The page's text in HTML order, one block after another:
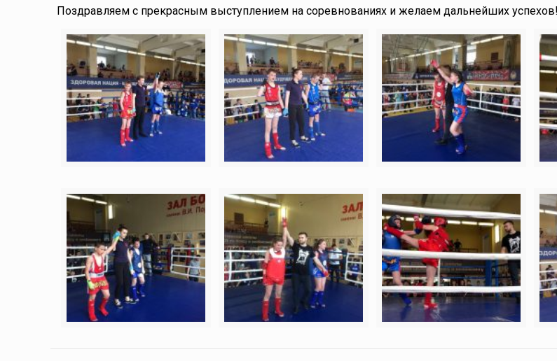
Поздравляем с прекрасным выступлением на соревнованиях и желаем дальнейших успехов!